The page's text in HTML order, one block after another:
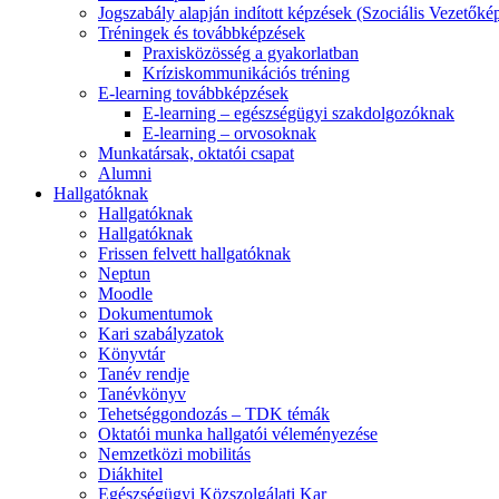
Jogszabály alapján indított képzések (Szociális
Tréningek és továbbképzések
Praxisközösség a gyakorlatban
Kríziskommunikációs tréning
E-learning továbbképzések
E-learning – egészségügyi szakdolgozóknak
E-learning – orvosoknak
Munkatársak, oktatói csapat
Alumni
Hallgatóknak
Hallgatóknak
Hallgatóknak
Frissen felvett hallgatóknak
Neptun
Moodle
Dokumentumok
Kari szabályzatok
Könyvtár
Tanév rendje
Tanévkönyv
Tehetséggondozás – TDK témák
Oktatói munka hallgatói véleményezése
Nemzetközi mobilitás
Diákhitel
Egészségügyi Közszolgálati Kar